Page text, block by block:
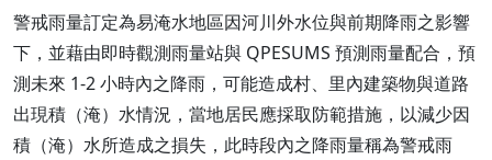
警戒雨量訂定為易淹水地區因河川外水位與前期降雨之影響
下，並藉由即時觀測雨量站與 QPESUMS 預測雨量配合，預
測未來 1-2 小時內之降雨，可能造成村、里內建築物與道路
出現積（淹）水情況，當地居民應採取防範措施，以減少因
積（淹）水所造成之損失，此時段內之降雨量稱為警戒雨